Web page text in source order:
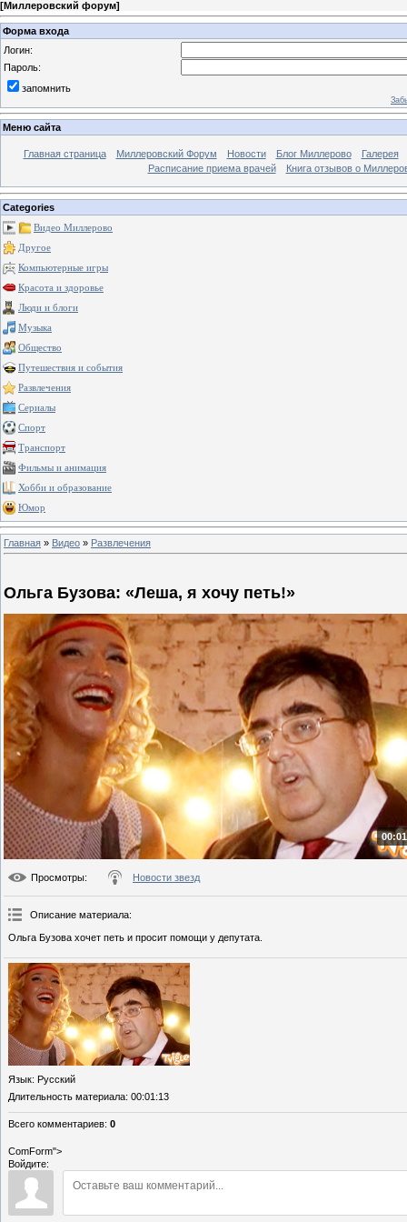
[Миллеровский форум]
Форма входа
Логин:
Пароль:
запомнить
Меню сайта
Главная страница Миллеровский Форум Новости Блог Миллерово
Галерея
Расписание приема врачей
Книга отзывов о
Categories
Видео Миллерово
Другое
Компьютерные игры
Красота и здоровье
Люди и блоги
Музыка
Общество
Путешествия и события
Развлечения
Сериалы
Спорт
Транспорт
Фильмы и анимация
Хобби и образование
Юмор
Главная » Видео » Развлечения
Ольга Бузова: «Леша, я хочу петь!»
Просмотры: Новости звезд
Описание материала:
Ольга Бузова хочет петь и просит помощи у депутата.
Язык: Русский
Длительность материала: 00:01:13
Всего комментариев: 0
ComForm">
Войдите: